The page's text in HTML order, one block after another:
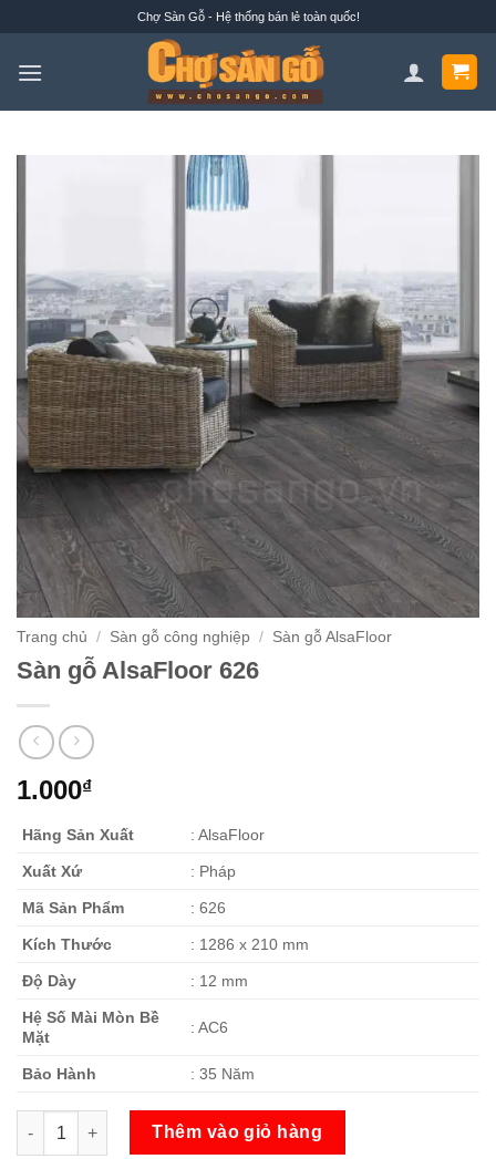
nội
Chợ Sàn Gỗ - Hệ thống bán lẻ toàn quốc!
Trang chủ / Sàn gỗ công nghiệp / Sàn gỗ AlsaFloor
Sàn gỗ AlsaFloor 626
1.000₫
Hãng Sản Xuất : AlsaFloor
Xuất Xứ : Pháp
Mã Sản Phẩm : 626
Kích Thước : 1286 x 210 mm
Độ Dày : 12 mm
Hệ Số Mài Mòn Bề
Mặt
: AC6
Bảo Hành : 35 Năm
Sàn gỗ AlsaFloor 626 số lượng
Thêm vào giỏ hàng